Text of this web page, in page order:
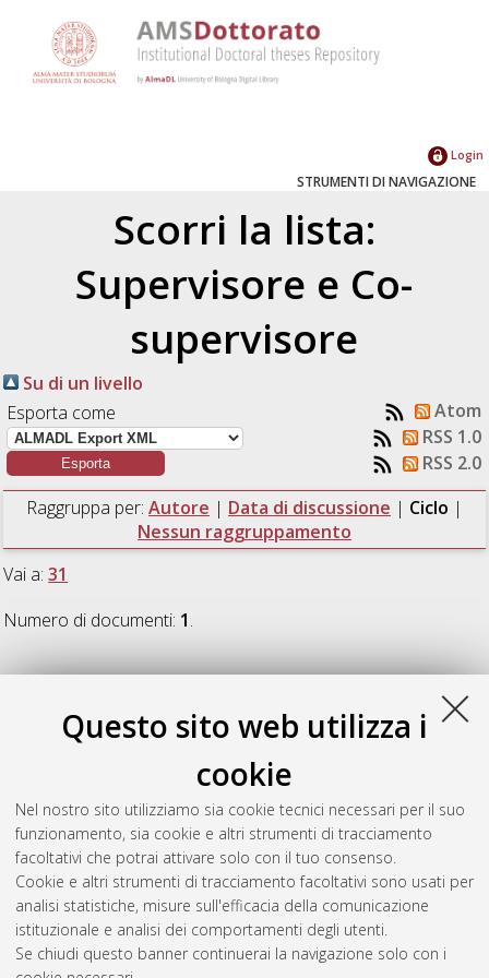
Questo sito web utilizza i
cookie
Nel nostro sito utilizziamo sia cookie tecnici necessari per il suo
funzionamento, sia cookie e altri strumenti di tracciamento
facoltativi che potrai attivare solo con il tuo consenso.
Cookie e altri strumenti di tracciamento facoltativi sono usati per
analisi statistiche, misure sull'efficacia della comunicazione
istituzionale e analisi dei comportamenti degli utenti.
Se chiudi questo banner continuerai la navigazione solo con i
Login
STRUMENTI DI NAVIGAZIONE
Scorri la lista:
Supervisore e Co-
supervisore
Su di un livello
Esporta come
Atom
RSS 1.0
RSS 2.0
Raggruppa per: Autore | Data di discussione | Ciclo |
Nessun raggruppamento
Vai a:31
Numero di documenti: 1.
31
Garofalo, Alessia(2019)RR Lyrae stars as standard candles
and stellar population tracers with Gaia
Alma Mater Studiorum Università di Bologna. Dottorato di
ricerca inAstrofisica, 31 Ciclo. DOI
10.6092/unibo/amsdottorato/8946.
Questa lista e' stata generata ilSat Aug 8 20:44:23 2026